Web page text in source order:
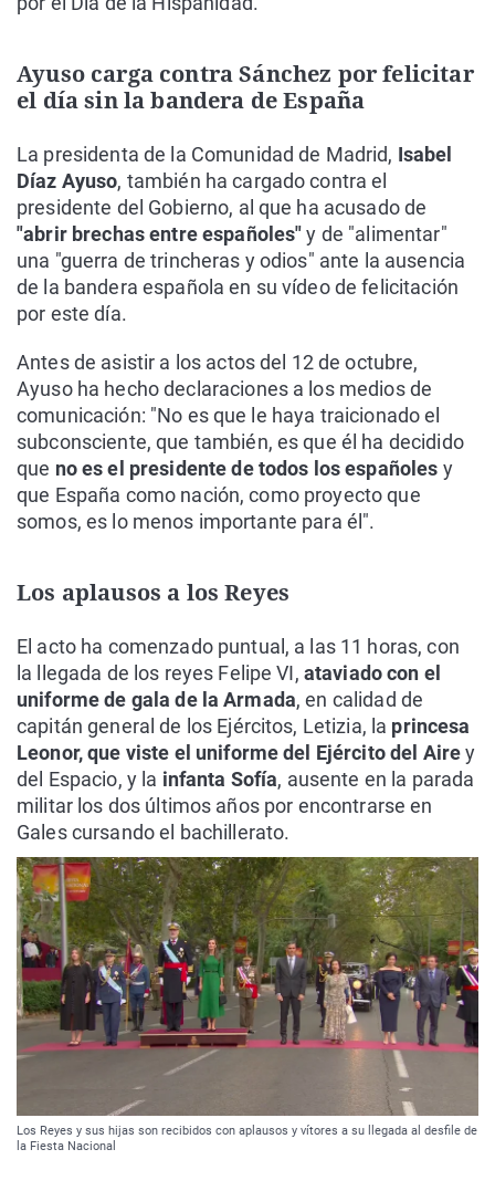
Ayuso carga contra Sánchez por felicitar
el día sin la bandera de España
La presidenta de la Comunidad de Madrid, Isabel
Díaz Ayuso, también ha cargado contra el
presidente del Gobierno, al que ha acusado de
"abrir brechas entre españoles"y de "alimentar"
una "guerra de trincheras y odios" ante la ausencia
de la bandera española en su vídeo de felicitación
por este día.
Antes de asistir a los actos del 12 de octubre,
Ayuso ha hecho declaraciones a los medios de
comunicación: "No es que le haya traicionado el
subconsciente, que también, es que él ha decidido
que no es el presidente de todos los españoles y
que España como nación, como proyecto que
somos, es lo menos importante para él".
Los aplausos a los Reyes
El acto ha comenzado puntual, a las 11 horas, con
la llegada de los reyes Felipe VI, ataviado con el
uniforme de gala de la Armada, en calidad de
capitán general de los Ejércitos, Letizia, la princesa
Leonor, que viste el uniforme del Ejército del Airey
del Espacio, y la infanta Sofía, ausente en la parada
militar los dos últimos años por encontrarse en
Gales cursando el bachillerato.
Los Reyes y sus hijas son recibidos con aplausos y vítores a su llegada al desfile de
la Fiesta Nacional